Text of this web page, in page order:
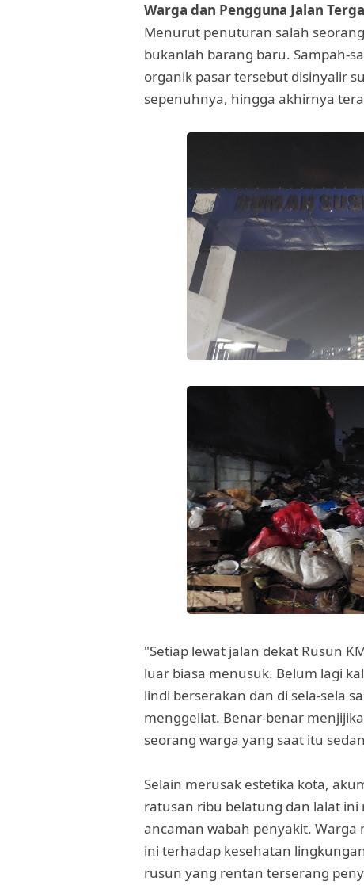
Warga dan Pengguna Jalan
Menurut penuturan salah
bukanlah barang baru. Sampah-
organik pasar tersebut disinyalir
sepenuhnya, hingga akhirnya
"Setiap lewat jalan dekat Rusun
luar biasa menusuk. Belum lagi
lindi berserakan dan di sela-sela
menggeliat. Benar-benar
seorang warga yang saat itu
Selain merusak estetika kota,
ratusan ribu belatung dan lalat
ancaman wabah penyakit.
ini terhadap kesehatan
rusun yang rentan terserang